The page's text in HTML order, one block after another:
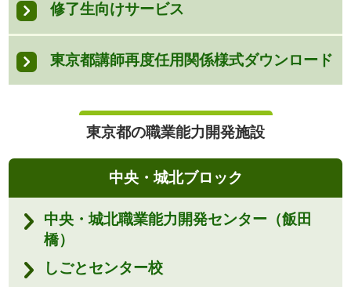
修了生向けサービス
東京都講師再度任用関係様式ダウンロード
東京都の職業能力開発施設
中央・城北ブロック
中央・城北職業能力開発センター（飯田
橋）
しごとセンター校